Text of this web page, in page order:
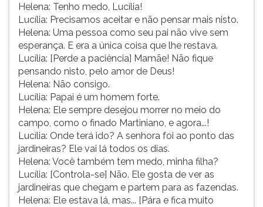
Helena: Tenho medo, Lucília!
Lucília: Precisamos aceitar e não pensar mais nisto.
Helena: Uma pessoa como seu pai não vive sem
esperança. E era a única coisa que lhe restava.
Lucília: [Perde a paciência] Mamãe! Não fique
pensando nisto, pelo amor de Deus!
Helena: Não consigo.
Lucília: Papai é um homem forte.
Helena: Ele sempre desejou morrer no meio do
campo, como o finado Martiniano, e agora...!
Lucília: Onde terá ido? A senhora foi ao ponto das
jardineiras? Ele vai lá todos os dias.
Helena: Você também tem medo, minha filha?
Lucília: [Controla-se] Não. Ele gosta de ver as
jardineiras que chegam e partem para as fazendas.
Helena: Ele estava lá, mas... [Pára e fica muito